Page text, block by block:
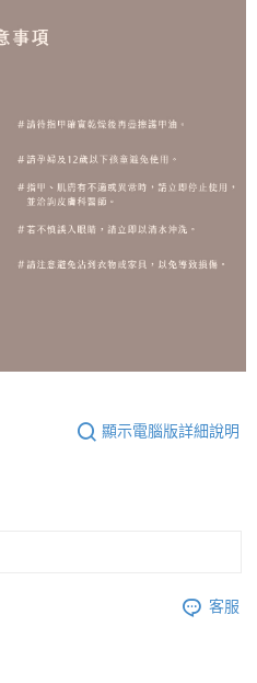
顯示電腦版詳細說明
客服